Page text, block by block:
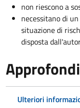
non riescono a
necessitano di
situazione di
disposta
Ulteriori